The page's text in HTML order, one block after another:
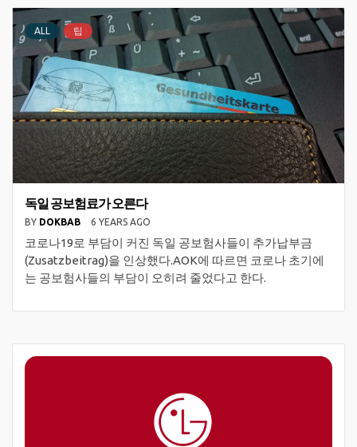
ALL 팁
독일 공보험료가 오른다
BY DOKBAB 6 YEARS AGO
코로나19로 부담이 커진 독일 공보험사들이 추가납부금
(Zusatzbeitrag)을 인상했다.AOK에 따르면 코로나 초기에
는 공보험사들의 부담이 오히려 줄었다고 한다.